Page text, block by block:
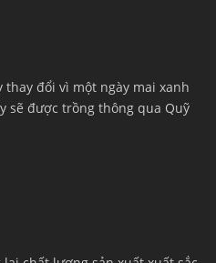
đổi vì một ngày mai xanh
sẽ được trồng thông qua Quỹ